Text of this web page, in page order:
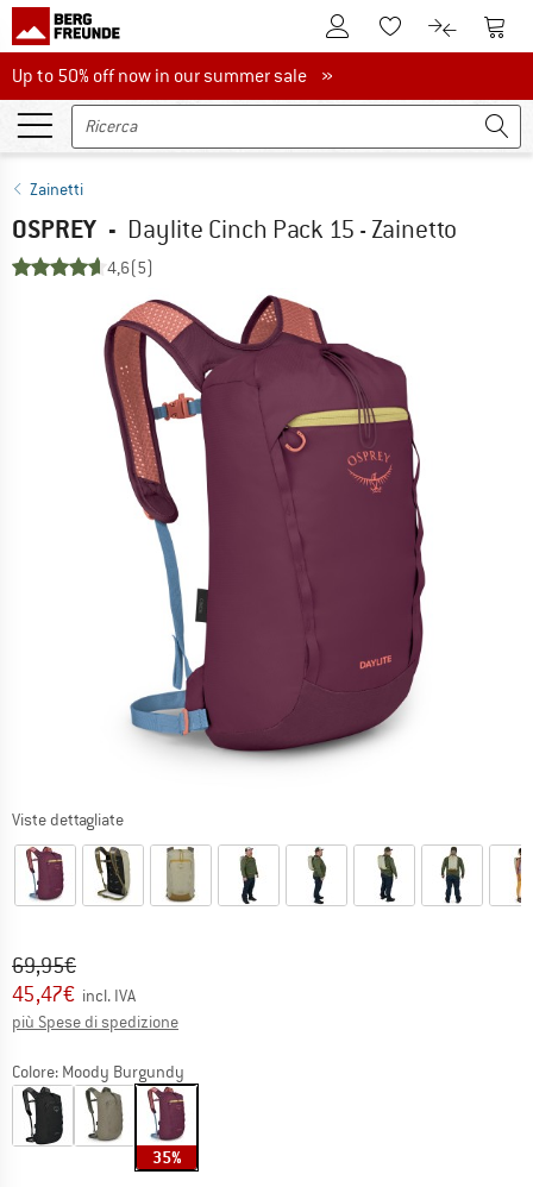
Al conto clienteAlla lista
Al Al
Up to 50% off now in our summer sale
Up to 50% off now in our summer sale »
Zainetti
OSPREY - Daylite Cinch Pack 15 - Zainetto
4,6(5)
Viste dettagliate
Prezzo originale :
69,95€
Prezzo:
45,47€ incl. IVA
più Spese di spedizioneInformazioni sui costi di spedizione. Si apre in
Colore: Moody Burgundy
35%